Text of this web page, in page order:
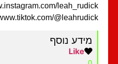
www.instagram.com/
https://www.tiktok.com/
מידע נוסף